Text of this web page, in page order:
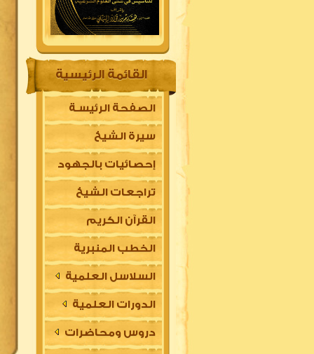
القائمة الرئيسية
الصفحة الرئيسـة
سيرة الشيخ
إحصائيات بالجهود
تراجعات الشيخ
القرآن الكريم
الخطب المنبرية
السلاسل العلمية
الدورات العلمية
دروس ومحاضرات